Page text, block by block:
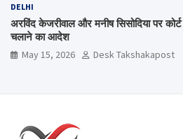
DELHI
अरविंद केजरीवाल और मनीष सिसोदिया पर
चलाने का आदेश
May 15, 2026 Desk Takshakapost